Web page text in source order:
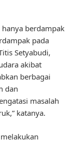
hanya berdampak
pada
Setyabudi,
akibat
berbagai
dan
masalah
katanya.